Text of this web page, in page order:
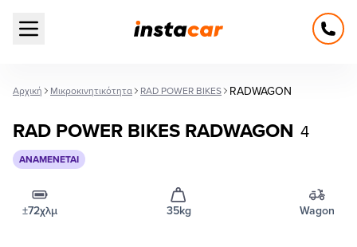
Open main menu
Αρχική Μικροκινητικότητα RAD POWER BIKES RADWAGON
RAD POWER BIKES RADWAGON 4
ΑΝΑΜΈΝΕΤΑΙ
±72χλμ 35kg Wagon